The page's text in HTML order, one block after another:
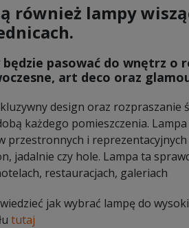
również lampy
pasować do wnętrz o
art deco oraz
design oraz rozpraszanie
każdego pomieszczenia.
przestronnych i
jadalnie czy hole. Lampa ta
restauracjach, galeriach
jak wybrać lampę do
tutaj